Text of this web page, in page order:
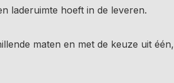
laderuimte hoeft in de leveren.
maten en met de keuze uit één,